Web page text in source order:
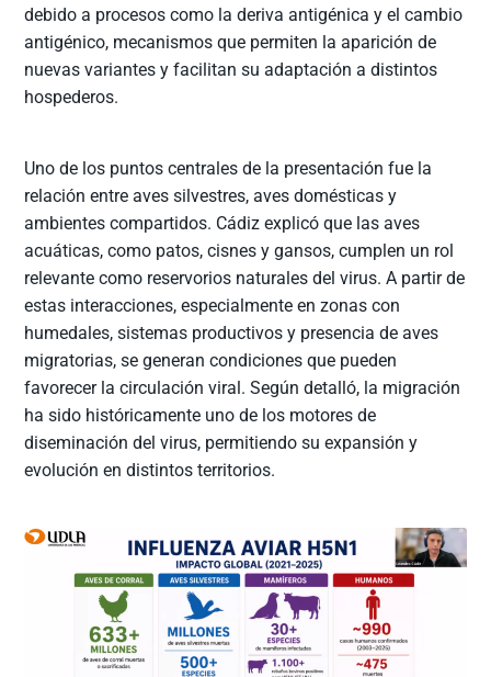
debido a procesos como la deriva antigénica y el cambio
antigénico, mecanismos que permiten la aparición de
nuevas variantes y facilitan su adaptación a distintos
hospederos.
Uno de los puntos centrales de la presentación fue la
relación entre aves silvestres, aves domésticas y
ambientes compartidos. Cádiz explicó que las aves
acuáticas, como patos, cisnes y gansos, cumplen un rol
relevante como reservorios naturales del virus. A partir de
estas interacciones, especialmente en zonas con
humedales, sistemas productivos y presencia de aves
migratorias, se generan condiciones que pueden
favorecer la circulación viral. Según detalló, la migración
ha sido históricamente uno de los motores de
diseminación del virus, permitiendo su expansión y
evolución en distintos territorios.